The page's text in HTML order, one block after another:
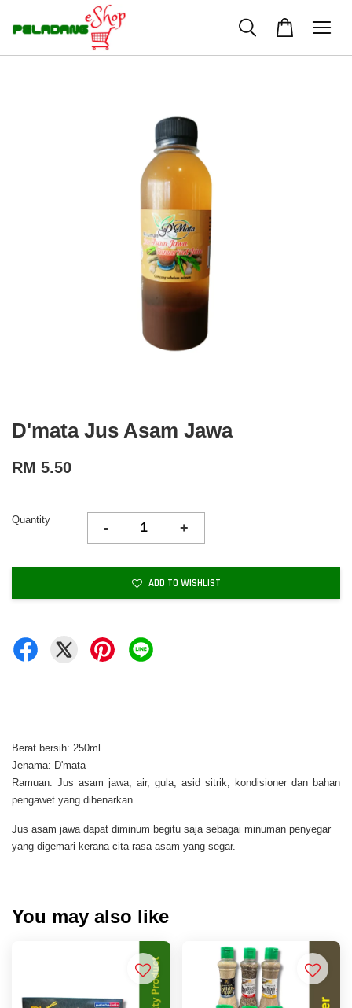
D'mata Jus Asam Jawa
RM 5.50
Quantity
- +
ADD TO WISHLIST
Berat bersih: 250ml
Jenama: D'mata
Ramuan: Jus asam jawa, air, gula, asid sitrik, kondisioner dan bahan
pengawet yang dibenarkan.
Jus asam jawa dapat diminum begitu saja sebagai minuman penyegar
yang digemari kerana cita rasa asam yang segar.
You may also like